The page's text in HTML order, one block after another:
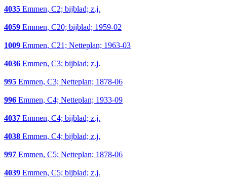
4035 Emmen, C2; bijblad; z.j.
4059 Emmen, C20; bijblad; 1959-02
1009 Emmen, C21; Netteplan; 1963-03
4036 Emmen, C3; bijblad; z.j.
995 Emmen, C3; Netteplan; 1878-06
996 Emmen, C4; Netteplan; 1933-09
4037 Emmen, C4; bijblad; z.j.
4038 Emmen, C4; bijblad; z.j.
997 Emmen, C5; Netteplan; 1878-06
4039 Emmen, C5; bijblad; z.j.